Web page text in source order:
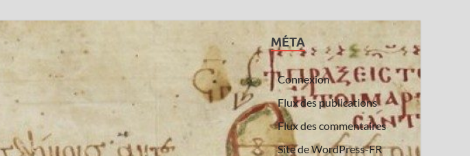
MÉTA
Connexion
Flux des publications
Flux des commentaires
Site de WordPress-FR